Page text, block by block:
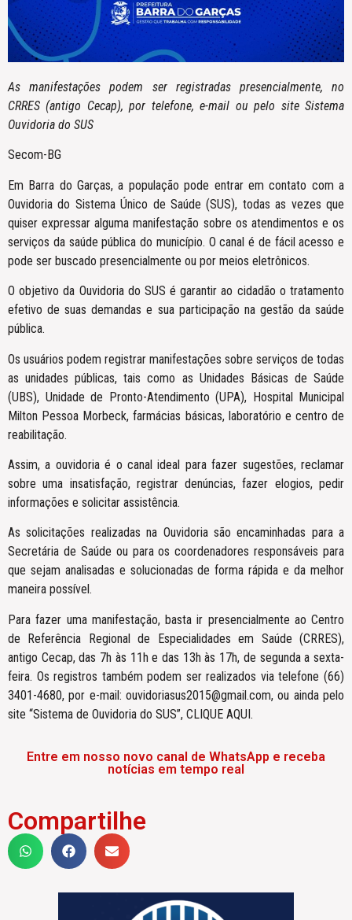
As manifestações podem ser registradas presencialmente, no
CRRES (antigo Cecap), por telefone, e-mail ou pelo site Sistema
Ouvidoria do SUS
Secom-BG
Em Barra do Garças, a população pode entrar em contato com a
Ouvidoria do Sistema Único de Saúde (SUS), todas as vezes que
quiser expressar alguma manifestação sobre os atendimentos e os
serviços da saúde pública do município. O canal é de fácil acesso e
pode ser buscado presencialmente ou por meios eletrônicos.
O objetivo da Ouvidoria do SUS é garantir ao cidadão o tratamento
efetivo de suas demandas e sua participação na gestão da saúde
pública.
Os usuários podem registrar manifestações sobre serviços de todas
as unidades públicas, tais como as Unidades Básicas de Saúde
(UBS), Unidade de Pronto-Atendimento (UPA), Hospital Municipal
Milton Pessoa Morbeck, farmácias básicas, laboratório e centro de
reabilitação.
Assim, a ouvidoria é o canal ideal para fazer sugestões, reclamar
sobre uma insatisfação, registrar denúncias, fazer elogios, pedir
informações e solicitar assistência.
As solicitações realizadas na Ouvidoria são encaminhadas para a
Secretária de Saúde ou para os coordenadores responsáveis para
que sejam analisadas e solucionadas de forma rápida e da melhor
maneira possível.
Para fazer uma manifestação, basta ir presencialmente ao Centro
de Referência Regional de Especialidades em Saúde (CRRES),
antigo Cecap, das 7h às 11h e das 13h às 17h, de segunda a sexta-
feira. Os registros também podem ser realizados via telefone (66)
3401-4680, por e-mail: ouvidoriasus2015@gmail.com, ou ainda pelo
site “Sistema de Ouvidoria do SUS”, CLIQUE AQUI.
Entre em nosso novo canal de WhatsApp e receba
notícias em tempo real
Compartilhe